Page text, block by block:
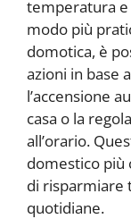
temperatura
modo più
domotica, è
azioni in base
l’accensione
casa o la
all’orario.
domestico più
di risparmiare
quotidiane.